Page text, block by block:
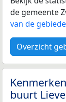
de gemeente
van de
Overzicht
buurt